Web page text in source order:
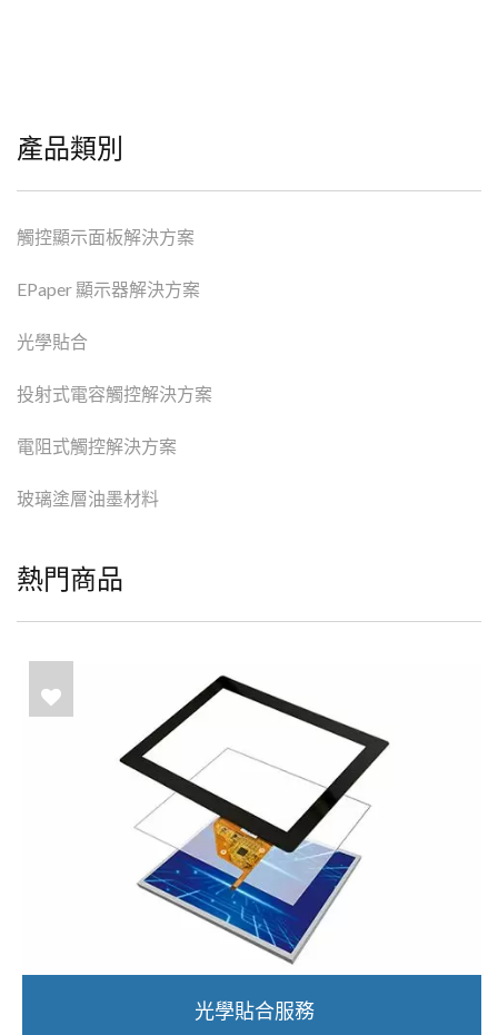
產品類別
觸控顯示面板解決方案
EPaper 顯示器解決方案
光學貼合
投射式電容觸控解決方案
電阻式觸控解決方案
玻璃塗層油墨材料
熱門商品
光學貼合服務